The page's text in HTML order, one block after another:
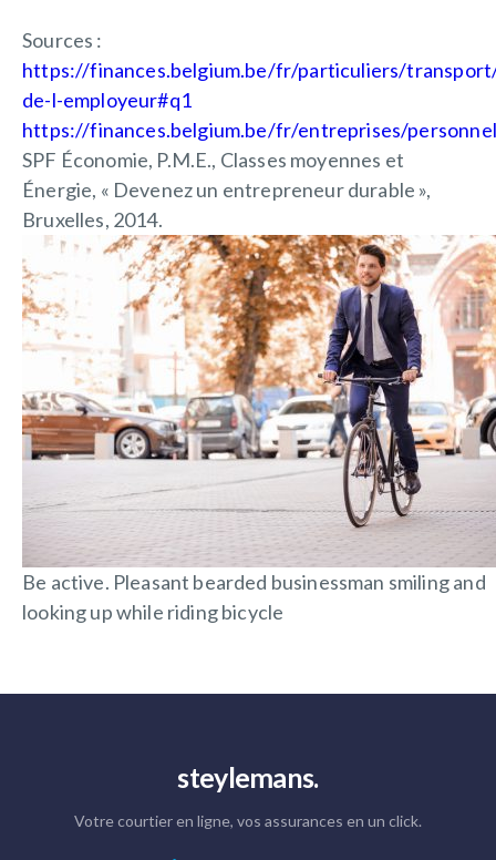
Sources :
https://finances.belgium.be/fr/particuliers/
de-l-employeur#q1
https://finances.belgium.be/fr/entreprises/
SPF Économie, P.M.E., Classes moyennes et
Énergie, « Devenez un entrepreneur durable »,
Bruxelles, 2014.
Be active. Pleasant bearded businessman smiling and
looking up while riding bicycle
steylemans.
Votre courtier en ligne, vos assurances en un click.